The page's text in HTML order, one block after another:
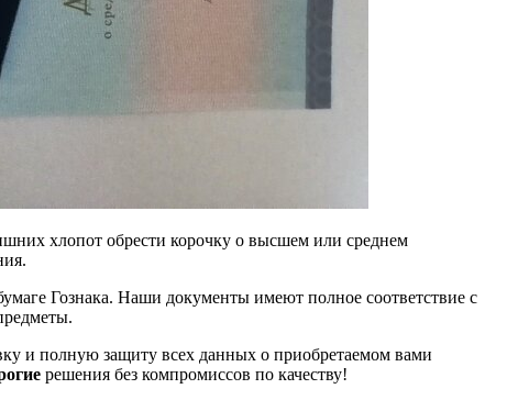
хлопот обрести корочку о высшем или среднем
Гознака. Наши документы имеют полное соответствие с
и полную защиту всех данных о приобретаемом вами
решения без компромиссов по качеству!